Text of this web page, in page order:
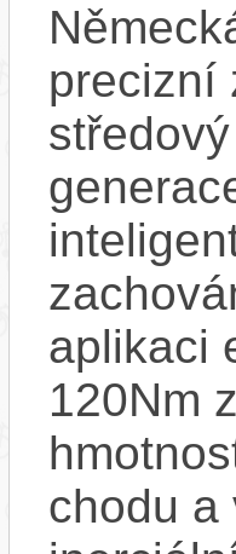
precizní
aplikaci
120Nm
chodu a